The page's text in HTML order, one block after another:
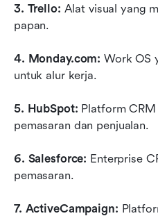
3. Trello: Alat visual yang
papan.
4. Monday.com: Work OS
untuk alur kerja.
5. HubSpot: Platform
pemasaran dan penjualan.
6. Salesforce: Enterprise
pemasaran.
7. ActiveCampaign: